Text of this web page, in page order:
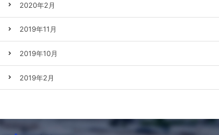
2020年2月
2019年11月
2019年10月
2019年2月